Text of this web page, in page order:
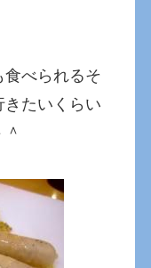
食べられるそ
きたいくらい